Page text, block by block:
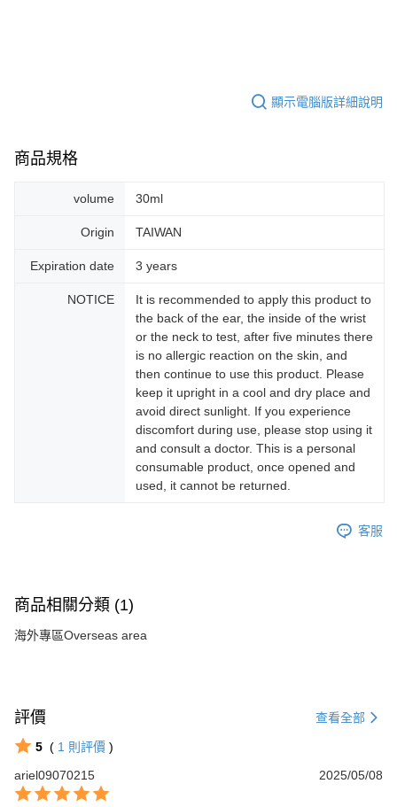
顯示電腦版詳細說明
商品規格
volume 30ml
Origin TAIWAN
Expiration date 3 years
NOTICE
It is recommended to apply this product to
the back of the ear, the inside of the wrist
or the neck to test, after five minutes there
is no allergic reaction on the skin, and
then continue to use this product. Please
keep it upright in a cool and dry place and
avoid direct sunlight. If you experience
discomfort during use, please stop using it
and consult a doctor. This is a personal
consumable product, once opened and
used, it cannot be returned.
客服
商品相關分類 (1)
海外專區Overseas area
評價 查看全部
5 ( 1 則評價 )
ariel09070215
2025/05/08